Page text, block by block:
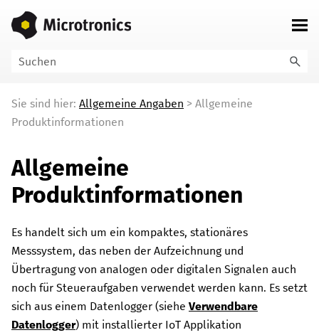
Zu Hauptinhalt springen
Sie sind hier: Allgemeine Angaben > Allgemeine
Produktinformationen
Allgemeine
Produktinformationen
Es handelt sich um ein kompaktes, stationäres
Messsystem, das neben der Aufzeichnung und
Übertragung von analogen oder digitalen Signalen auch
noch für Steueraufgaben verwendet werden kann. Es setzt
sich aus einem Datenlogger (siehe Verwendbare
Datenlogger) mit installierter IoT Applikation